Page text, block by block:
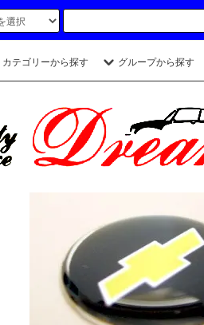
カテゴリーから探す グループから探す